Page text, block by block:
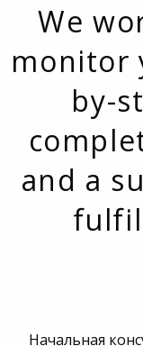
We
monitor
by-
and a
Начальная